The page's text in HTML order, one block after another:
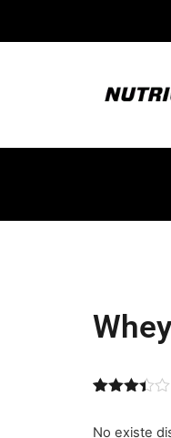
No existe